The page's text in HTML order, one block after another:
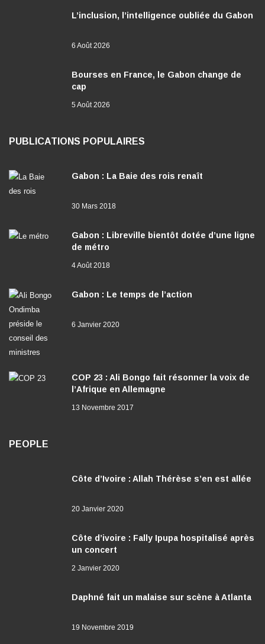
L’inclusion, l’intelligence oubliée du Gabon
6 Août 2026
Bourses en France, le Gabon change de
cap
5 Août 2026
PUBLICATIONS POPULAIRES
Gabon : La Baie des rois renaît
30 Mars 2018
Gabon : Libreville bientôt dotée d’une ligne
de métro
4 Août 2018
Gabon : Le temps de l’action
6 Janvier 2020
COP 23 : Ali Bongo fait résonner la voix de
l’Afrique en Allemagne
13 Novembre 2017
PEOPLE
Côte d’Ivoire : Allah Thérèse s’en est allée
20 Janvier 2020
Côte d’ivoire : Fally Ipupa hospitalisé après
un concert
2 Janvier 2020
Daphné fait un malaise sur scène à Atlanta
19 Novembre 2019